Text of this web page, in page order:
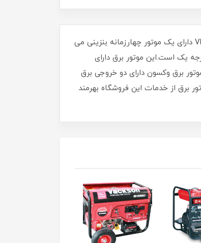
موتور برق های سری E1 دارای استارت و باتری هستند و سری E2 دارای چرخ و باتری استارت هستند.موتور برق وکسون مدل VK9700 دارای یک موتور چهارزمانه بنزینی می
باشد و در رده موتوربرق های درجه یک است.این موتور برق دارای
برق وکسون دارای دو خروجی برق
موتور برق از خدمات این فروشگاه بهرمند